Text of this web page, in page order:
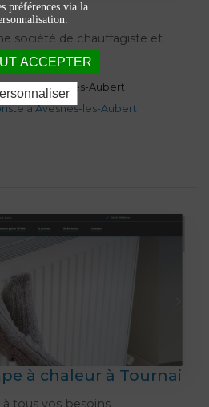
société de chauffagiste et
Aubert.
Avesnes-les-Aubert
à Avesnes-les-Aubert
à chaleur à Tournai
tous vos besoins
préférences via la
ACCEPTER